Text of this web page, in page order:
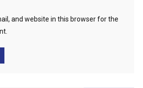
and website in this browser for the